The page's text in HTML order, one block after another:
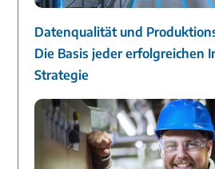
Datenqualität und
Die Basis jeder erfolgreichen
Strategie